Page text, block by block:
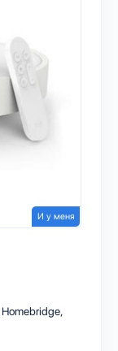
И у меня
Homebridge